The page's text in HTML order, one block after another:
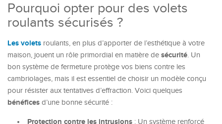
Pourquoi opter pour des volets
roulants sécurisés ?
Les volets roulants, en plus d’apporter de l’esthétique à votre
maison, jouent un rôle primordial en matière de sécurité. Un
bon système de fermeture protège vos biens contre les
cambriolages, mais il est essentiel de choisir un modèle conçu
pour résister aux tentatives d’effraction. Voici quelques
bénéfices d’une bonne sécurité :
Protection contre les intrusions : Un système renforcé